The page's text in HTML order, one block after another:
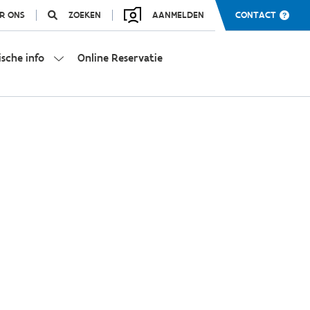
ONS ZOEKEN AANMELDEN CONTACT
info Online Reservatie